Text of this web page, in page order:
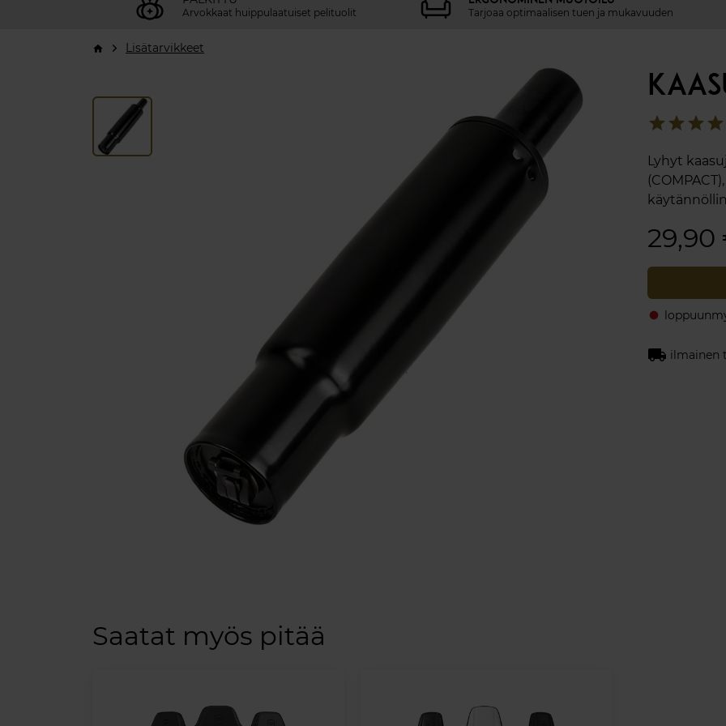
Arvokkaat huippulaatuiset pelituolit Tarjoaa optimaalisen tuen ja mukavuuden
arrow_forward_ios Lisätarvikkeet
star
star
star
star
Lyhyt
29,90
fiber_manual_record
local_shipping ilmainen
Saatat myös pitää